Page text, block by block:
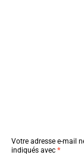
Votre adresse e-mail
indiqués avec *